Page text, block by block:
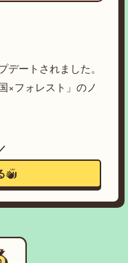
ートされました。
×フォレスト」のノ